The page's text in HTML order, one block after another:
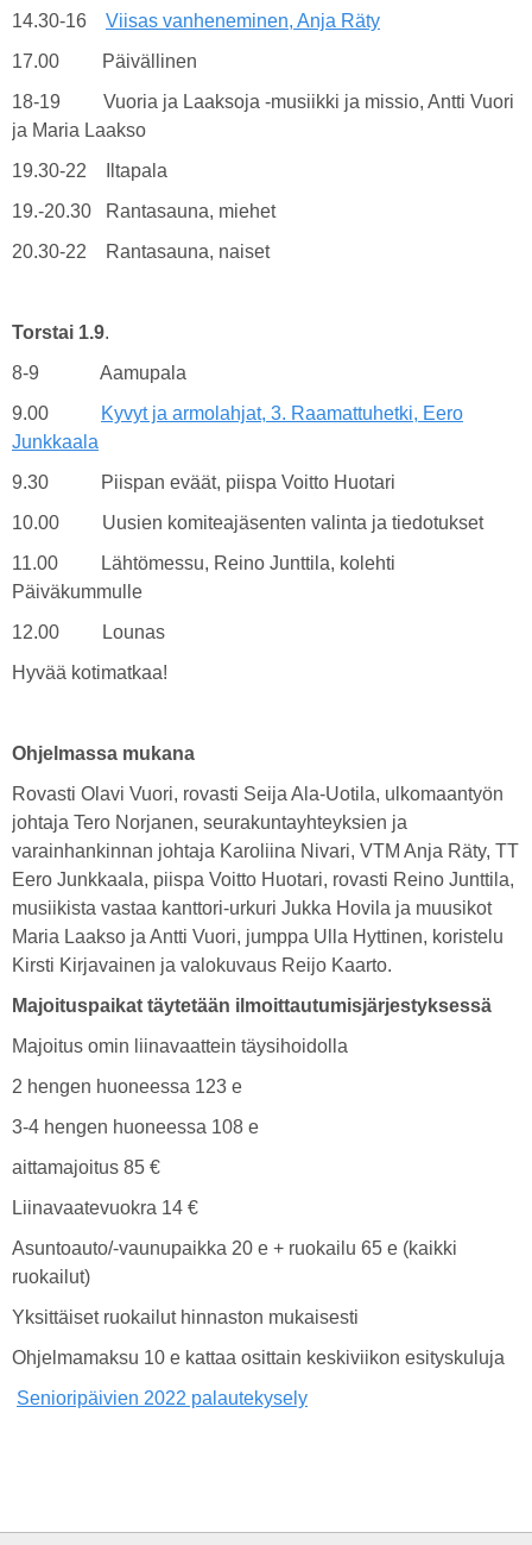
14.30-16 Viisas vanheneminen, Anja Räty
17.00 Päivällinen
18-19 Vuoria ja Laaksoja -musiikki ja missio, Antti Vuori
ja Maria Laakso
19.30-22 Iltapala
19.-20.30 Rantasauna, miehet
20.30-22 Rantasauna, naiset
Torstai 1.9.
8-9 Aamupala
9.00
Kyvyt ja armolahjat, 3. Raamattuhetki, Eero
Junkkaala
9.30 Piispan eväät, piispa Voitto Huotari
10.00 Uusien komiteajäsenten valinta ja tiedotukset
11.00 Lähtömessu, Reino Junttila, kolehti
Päiväkummulle
12.00 Lounas
Hyvää kotimatkaa!
Ohjelmassa mukana
Rovasti Olavi Vuori, rovasti Seija Ala-Uotila, ulkomaantyön
johtaja Tero Norjanen, seurakuntayhteyksien ja
varainhankinnan johtaja Karoliina Nivari, VTM Anja Räty, TT
Eero Junkkaala, piispa Voitto Huotari, rovasti Reino Junttila,
musiikista vastaa kanttori-urkuri Jukka Hovila ja muusikot
Maria Laakso ja Antti Vuori, jumppa Ulla Hyttinen, koristelu
Kirsti Kirjavainen ja valokuvaus Reijo Kaarto.
Majoituspaikat täytetään ilmoittautumisjärjestyksessä
Majoitus omin liinavaattein täysihoidolla
2 hengen huoneessa 123 e
3-4 hengen huoneessa 108 e
aittamajoitus 85 €
Liinavaatevuokra 14 €
Asuntoauto/-vaunupaikka 20 e + ruokailu 65 e (kaikki
ruokailut)
Yksittäiset ruokailut hinnaston mukaisesti
Ohjelmamaksu 10 e kattaa osittain keskiviikon esityskuluja
Senioripäivien 2022 palautekysely